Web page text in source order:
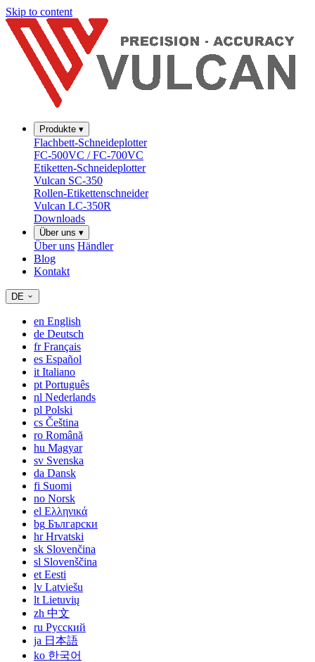
Skip to content
Produkte ▾
Flachbett-Schneideplotter
FC-500VC / FC-700VC
Etiketten-Schneideplotter
Vulcan SC-350
Rollen-Etikettenschneider
Vulcan LC-350R
Downloads
Über uns ▾
Über uns Händler
Blog
Kontakt
DE
en English
de Deutsch
frFrançais
es Español
it Italiano
pt Português
nl Nederlands
pl Polski
cs Čeština
ro Română
hu Magyar
sv Svenska
da Dansk
fi Suomi
no Norsk
el Ελληνικά
bg Български
hrHrvatski
sk Slovenčina
sl Slovenščina
et Eesti
lv Latviešu
lt Lietuvių
zh 中文
ru Русский
ja 日本語
ko 한국어